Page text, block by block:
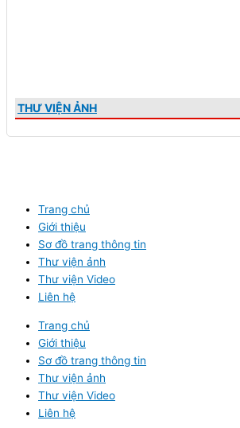
THƯ VIỆN ẢNH
Trang chủ
Giới thiệu
Sơ đồ trang thông tin
Thư viện ảnh
Thư viện Video
Liên hệ
Trang chủ
Giới thiệu
Sơ đồ trang thông tin
Thư viện ảnh
Thư viện Video
Liên hệ